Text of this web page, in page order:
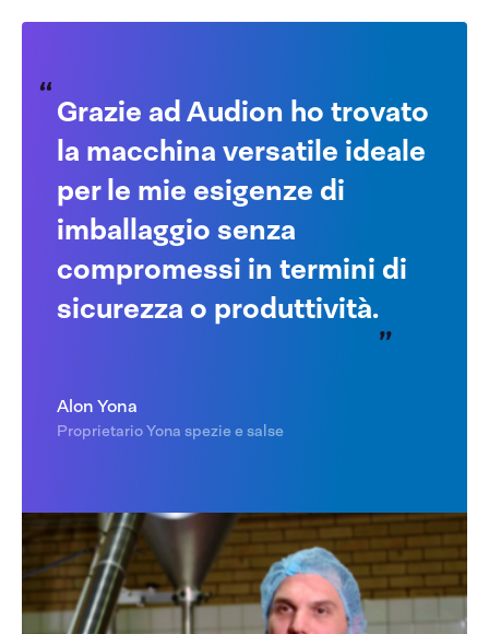
Grazie ad Audion ho trovato
la macchina versatile ideale
per le mie esigenze di
imballaggio senza
compromessi in termini di
sicurezza o produttività.
Alon Yona
Proprietario Yona spezie e salse